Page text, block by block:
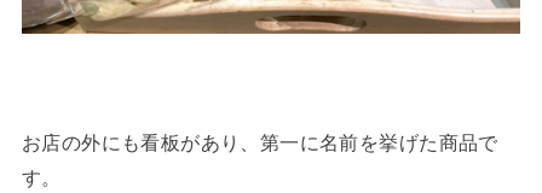
お店の外にも看板があり、第一に名前を挙げた商品で
す。